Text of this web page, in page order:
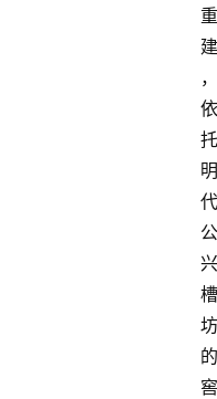
重
建
，
依
托
明
代
公
兴
槽
坊
的
窖